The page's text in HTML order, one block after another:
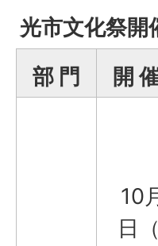
光市文化祭開
部 門
開
10
日